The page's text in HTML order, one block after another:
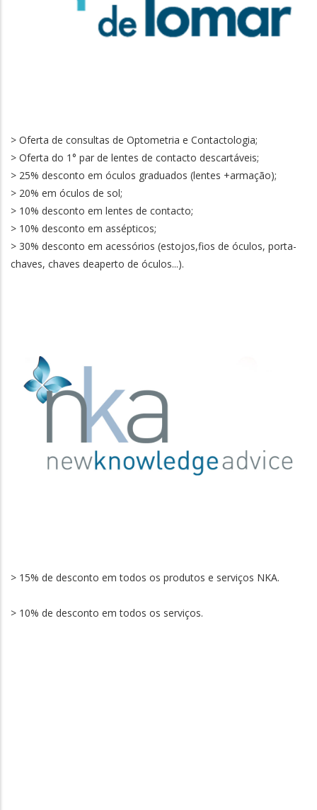
> Oferta de consultas de Optometria e Contactologia;
> Oferta do 1° par de lentes de contacto descartáveis;
> 25% desconto em óculos graduados (lentes +armação);
> 20% em óculos de sol;
> 10% desconto em lentes de contacto;
> 10% desconto em assépticos;
> 30% desconto em acessórios (estojos,fios de óculos, porta-
chaves, chaves deaperto de óculos...).
> 15% de desconto em todos os produtos e serviços NKA.
> 10% de desconto em todos os serviços.